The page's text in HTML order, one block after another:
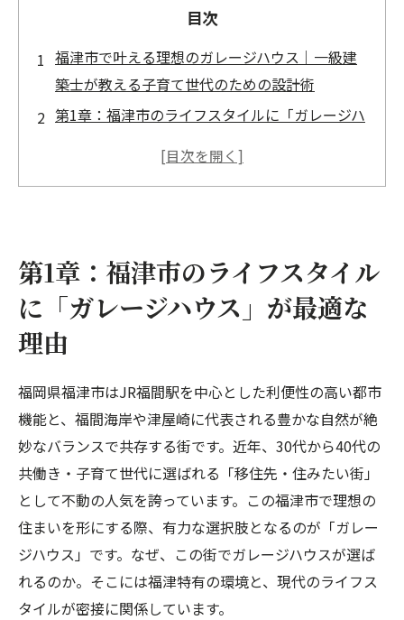
目次
福津市で叶える理想のガレージハウス｜一級建
築士が教える子育て世代のための設計術
第1章：福津市のライフスタイルに「ガレージハ
福間駅周辺の利便性と、郊外のゆとりを両
愛車を守る
雨の日も安心。子育て世代に贈る「最短の
帰宅動線」
第2章：機能美を追求したガレージ設計のポイン
リビングから愛車を身近に感じる「視覚的
接続」
健やかな暮らしを支える「空気環境と遮
次世代のライフスタイルを見据えたインフ
ラ整備
第3章：共働き世帯の家事を楽にする「ガレージ
×動線」の最適解
第1章：福津市のライフスタイル
に「ガレージハウス」が最適な
理由
福岡県福津市はJR福間駅を中心とした利便性の高い都市
機能と、福間海岸や津屋崎に代表される豊かな自然が絶
妙なバランスで共存する街です。近年、30代から40代の
共働き・子育て世代に選ばれる「移住先・住みたい街」
として不動の人気を誇っています。この福津市で理想の
住まいを形にする際、有力な選択肢となるのが「ガレー
ジハウス」です。なぜ、この街でガレージハウスが選ば
れるのか。そこには福津特有の環境と、現代のライフス
タイルが密接に関係しています。